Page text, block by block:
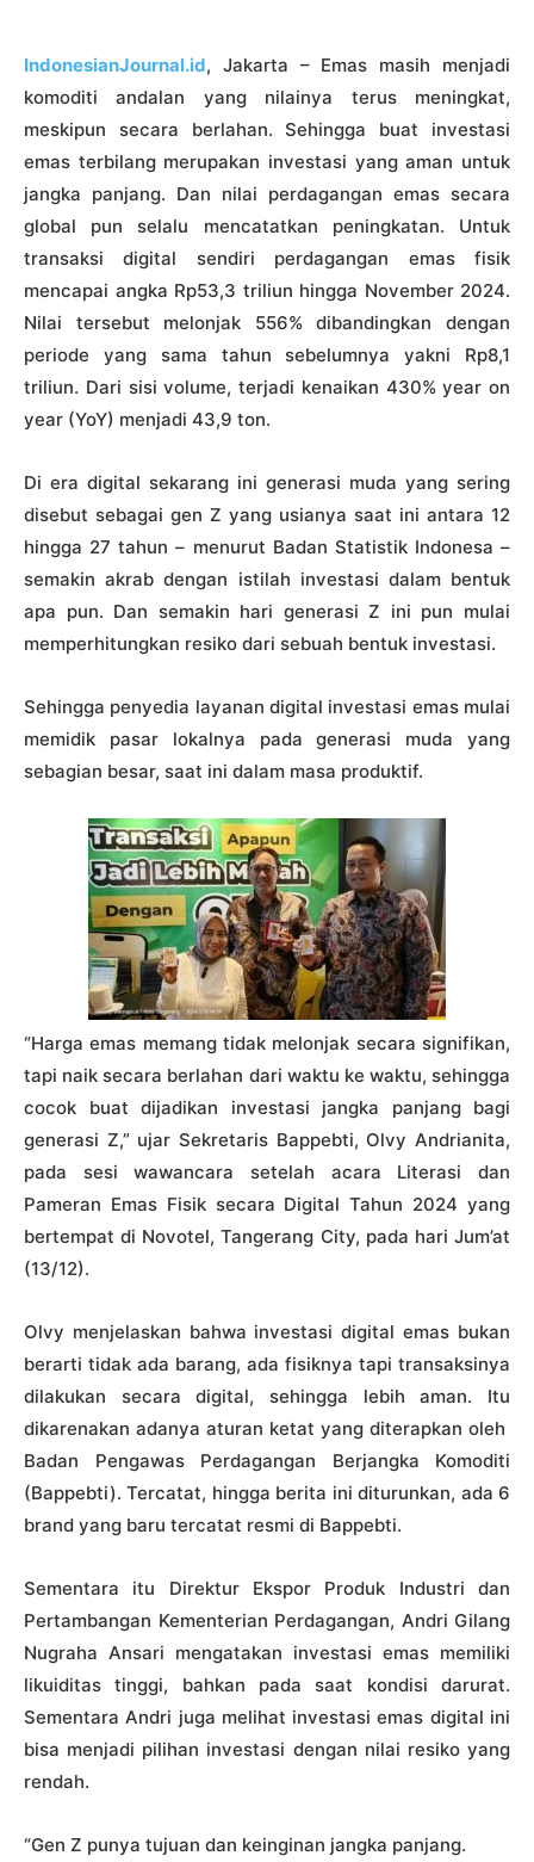
IndonesianJournal.id, Jakarta – Emas masih menjadi
komoditi andalan yang nilainya terus meningkat,
meskipun secara berlahan. Sehingga buat investasi
emas terbilang merupakan investasi yang aman untuk
jangka panjang. Dan nilai perdagangan emas secara
global pun selalu mencatatkan peningkatan. Untuk
transaksi digital sendiri perdagangan emas fisik
mencapai angka Rp53,3 triliun hingga November 2024.
Nilai tersebut melonjak 556% dibandingkan dengan
periode yang sama tahun sebelumnya yakni Rp8,1
triliun. Dari sisi volume, terjadi kenaikan 430% year on
year (YoY) menjadi 43,9 ton.
Di era digital sekarang ini generasi muda yang sering
disebut sebagai gen Z yang usianya saat ini antara 12
hingga 27 tahun – menurut Badan Statistik Indonesa –
semakin akrab dengan istilah investasi dalam bentuk
apa pun. Dan semakin hari generasi Z ini pun mulai
memperhitungkan resiko dari sebuah bentuk investasi.
Sehingga penyedia layanan digital investasi emas mulai
memidik pasar lokalnya pada generasi muda yang
sebagian besar, saat ini dalam masa produktif.
“Harga emas memang tidak melonjak secara signifikan,
tapi naik secara berlahan dari waktu ke waktu, sehingga
cocok buat dijadikan investasi jangka panjang bagi
generasi Z,” ujar Sekretaris Bappebti, Olvy Andrianita,
pada sesi wawancara setelah acara Literasi dan
Pameran Emas Fisik secara Digital Tahun 2024 yang
bertempat di Novotel, Tangerang City, pada hari Jum’at
(13/12).
Olvy menjelaskan bahwa investasi digital emas bukan
berarti tidak ada barang, ada fisiknya tapi transaksinya
dilakukan secara digital, sehingga lebih aman. Itu
dikarenakan adanya aturan ketat yang diterapkan oleh
Badan Pengawas Perdagangan Berjangka Komoditi
(Bappebti). Tercatat, hingga berita ini diturunkan, ada 6
brand yang baru tercatat resmi di Bappebti.
Sementara itu Direktur Ekspor Produk Industri dan
Pertambangan Kementerian Perdagangan, Andri Gilang
Nugraha Ansari mengatakan investasi emas memiliki
likuiditas tinggi, bahkan pada saat kondisi darurat.
Sementara Andri juga melihat investasi emas digital ini
bisa menjadi pilihan investasi dengan nilai resiko yang
rendah.
“Gen Z punya tujuan dan keinginan jangka panjang.